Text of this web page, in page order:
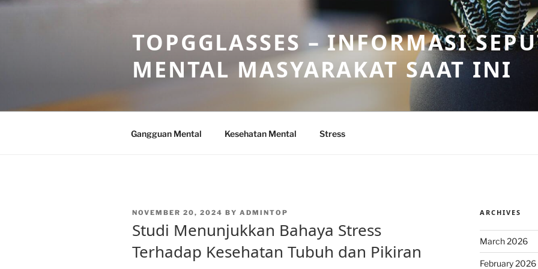
Skip
TOPGGLASSES – INFORMASI
MENTAL MASYARAKAT SAAT INI
Gangguan Mental Kesehatan Mental Stress
POSTED
NOVEMBER 20, 2024 BY ADMINTOP
Studi Menunjukkan Bahaya Stress
Terhadap Kesehatan Tubuh dan Pikiran
ARCHIVES
March 2026
February 2026